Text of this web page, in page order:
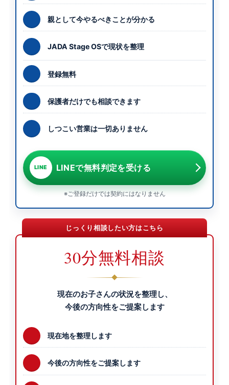
親として今やるべきことが分かる
JADA Stage OSで現状を整理
登録無料
保護者だけでも相談できます
しつこい営業は一切ありません
LINE LINEで無料判定を受ける
※ご登録だけでは契約にはなりません
じっくり相談したい方はこちら
30分無料相談
現在のお子さんの状況を整理し、
今後の方向性をご提案します
現在地を整理します
今後の方向性をご提案します